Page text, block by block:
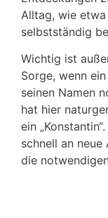
Alltag, wie
selbstständig
Wichtig ist
Sorge, wenn
seinen Namen
hat hier
ein
schnell an
die